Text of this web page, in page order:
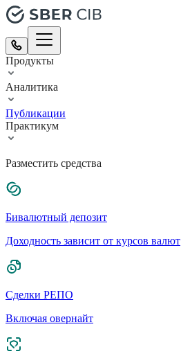
Продукты
Аналитика
Публикации
Практикум
Разместить средства
Бивалютный депозит
Доходность зависит от курсов валют
Сделки РЕПО
Включая овернайт